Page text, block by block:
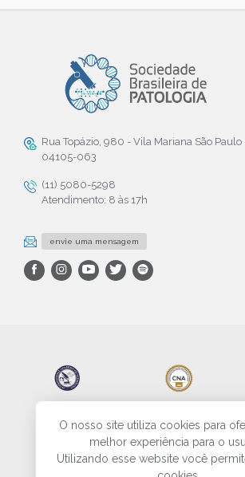
O nosso site utiliza cookies para
melhor experiência para o
Utilizando esse website você
Rua Topázio, 980 - Vila Mariana São Paulo
04105-063
(11) 5080-5298
Atendimento: 8 às 17h
envie uma mensagem